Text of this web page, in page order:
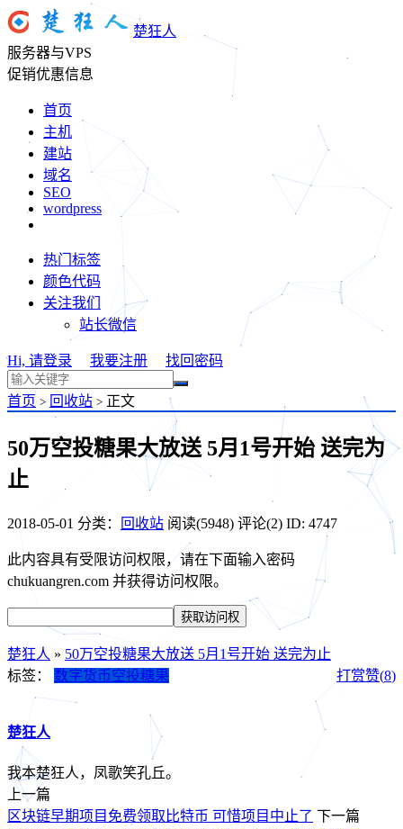
楚狂人
服务器与VPS
促销优惠信息
首页
主机
建站
域名
SEO
wordpress
热门标签
颜色代码
关注我们
站长微信
Hi, 请登录 我要注册 找回密码
首页 > 回收站 > 正文
50万空投糖果大放送 5月1号开始 送完为
止
2018-05-01 分类： 回收站 阅读(5948) 评论(2) ID: 4747
此内容具有受限访问权限，请在下面输入密码
chukuangren.com 并获得访问权限。
楚狂人 » 50万空投糖果大放送 5月1号开始 送完为止
打赏赞(8)
标签： 数字货币空投糖果
楚狂人
我本楚狂人，凤歌笑孔丘。
上一篇
区块链早期项目免费领取比特币 可惜项目中止了 下一篇